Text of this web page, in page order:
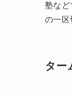
塾など
の一区
ター